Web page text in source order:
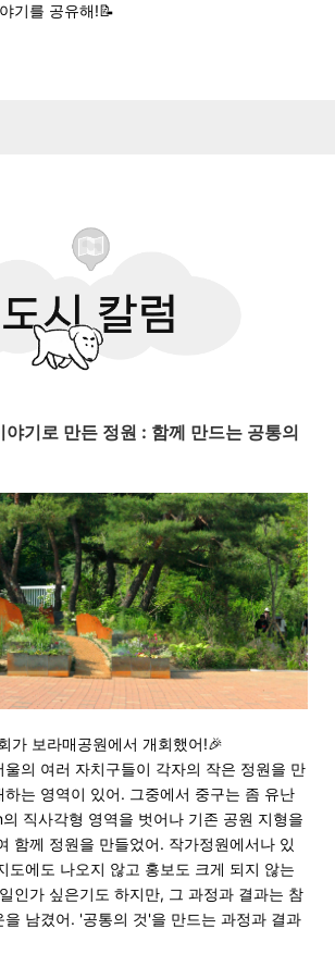
기를 공유해!📝
기로 만든 정원 : 함께 만드는 공통의
가 보라매공원에서 개회했어!🎉
울의 여러 자치구들이 각자의 작은 정원을 만
하는 영역이 있어. 그중에서 중구는 좀 유난
직사각형 영역을 벗어나 기존 공원 지형을
함께 정원을 만들었어. 작가정원에서나 있
도에도 나오지 않고 홍보도 크게 되지 않는
인가 싶은기도 하지만, 그 과정과 결과는 참
을 남겼어. '공통의 것'을 만드는 과정과 결과